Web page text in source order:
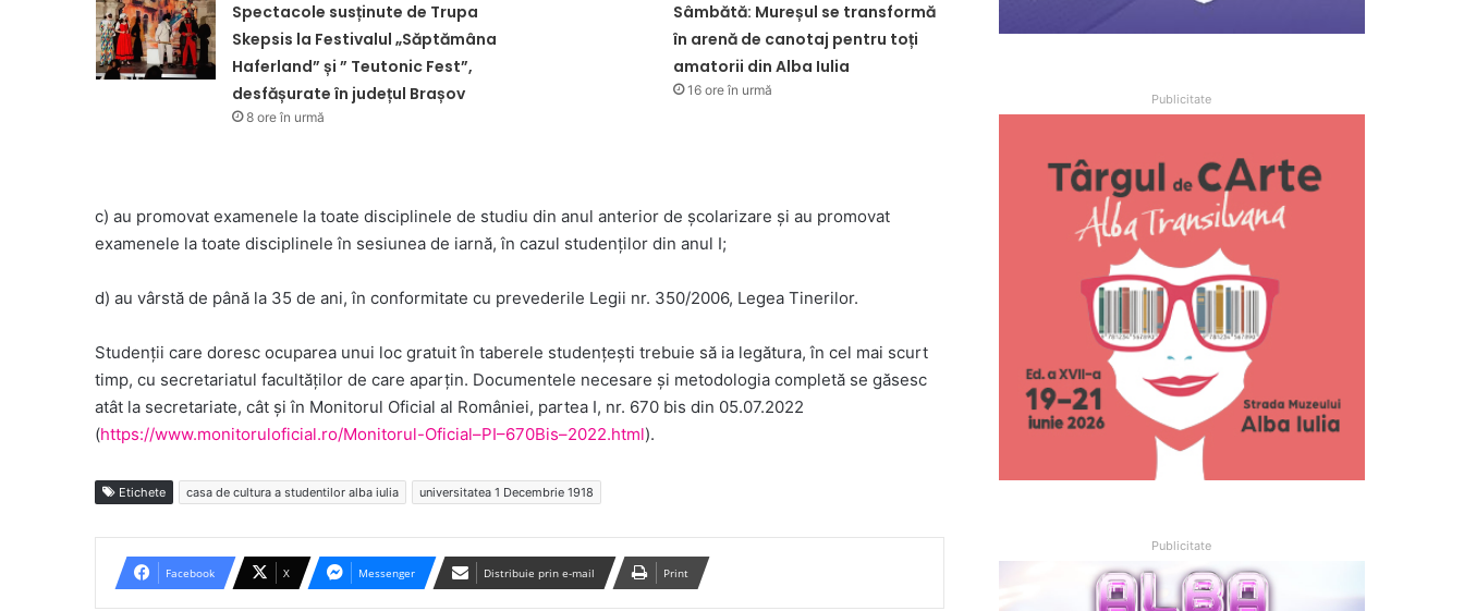
Spectacole susținute de Trupa
Skepsis la Festivalul „Săptămâna
Haferland” și ” Teutonic Fest”,
desfășurate în județul Brașov
8 ore în urmă
Sâmbătă: Mureșul se transformă
în arenă de canotaj pentru toți
amatorii din Alba Iulia
16 ore în urmă
c) au promovat examenele la toate disciplinele de studiu din anul anterior de școlarizare și au promovat
examenele la toate disciplinele în sesiunea de iarnă, în cazul studenților din anul I;
d) au vârstă de până la 35 de ani, în conformitate cu prevederile Legii nr. 350/2006, Legea Tinerilor.
Studenții care doresc ocuparea unui loc gratuit în taberele studențești trebuie să ia legătura, în cel mai scurt
timp, cu secretariatul facultăților de care aparțin. Documentele necesare și metodologia completă se găsesc
atât la secretariate, cât și în Monitorul Oficial al României, partea I, nr. 670 bis din 05.07.2022
(https://www.monitoruloficial.ro/Monitorul-Oficial–PI–670Bis–2022.html).
Etichete casa de cultura a studentilor alba iulia universitatea 1 Decembrie 1918
Facebook X Messenger Distribuie prin e-mail Print
Publicitate
Publicitate